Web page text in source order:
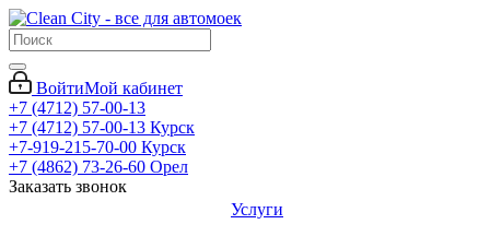
ВойтиМой кабинет
+7 (4712) 57-00-13
+7 (4712) 57-00-13 Курск
+7-919-215-70-00 Курск
+7 (4862) 73-26-60 Орел
Заказать звонок
Услуги